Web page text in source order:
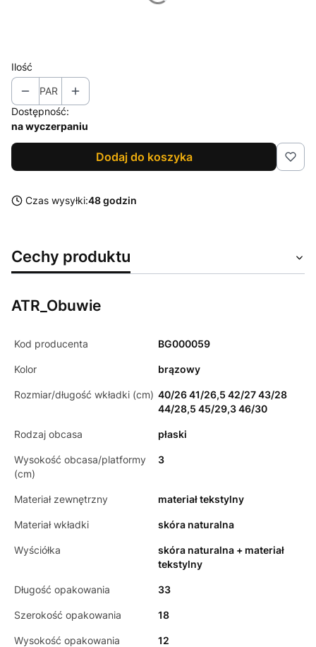
Ilość
PAR
Dostępność:
na wyczerpaniu
Dodaj do koszyka
Czas wysyłki:48 godzin
Cechy produktu
ATR_Obuwie
Kod producenta BG000059
Kolor brązowy
Rozmiar/długość wkładki (cm) 40/26 41/26,5 42/27 43/28
44/28,5 45/29,3 46/30
Rodzaj obcasa płaski
Wysokość obcasa/platformy
(cm)
3
Materiał zewnętrzny materiał tekstylny
Materiał wkładki skóra naturalna
Wyściółka
skóra naturalna + materiał
tekstylny
Długość opakowania 33
Szerokość opakowania 18
Wysokość opakowania 12